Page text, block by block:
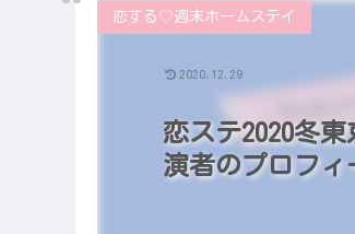
恋ステ2020冬
演者のプロフィ
恋する♡週末ホームステイ
2020.12.29